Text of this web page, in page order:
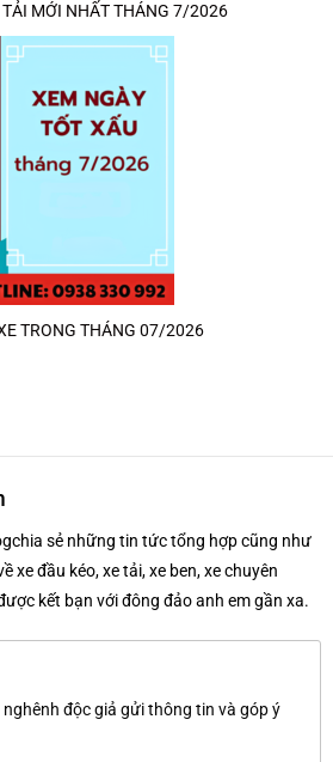
MỚI NHẤT THÁNG 7/2026
TRONG THÁNG 07/2026
sẻ những tin tức tổng hợp cũng như
xe đầu kéo, xe tải, xe ben, xe chuyên
kết bạn với đông đảo anh em gần xa.
độc giả gửi thông tin và góp ý